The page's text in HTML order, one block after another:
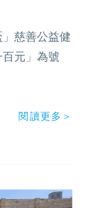
慈善公益健
元」為號
閱讀更多＞